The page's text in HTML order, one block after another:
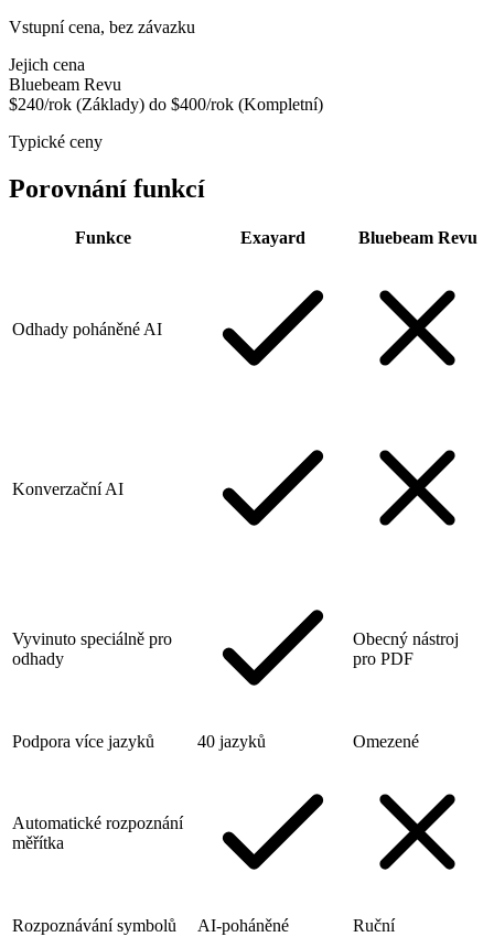
Vstupní cena, bez závazku
Jejich cena
Bluebeam Revu
$240/rok (Základy) do $400/rok (Kompletní)
Typické ceny
Porovnání funkcí
Funkce Exayard Bluebeam Revu
Odhady poháněné AI
Konverzační AI
Vyvinuto speciálně pro
odhady
Obecný nástroj
pro PDF
Podpora více jazyků 40 jazyků Omezené
Automatické rozpoznání
měřítka
Rozpoznávání symbolů AI-poháněné Ruční